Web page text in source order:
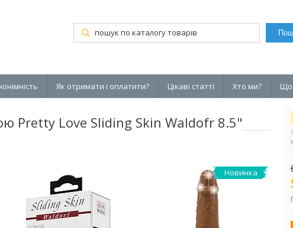
Як отримати і оплатити? Цікаві статті Хто ми? Що
Pretty Love Sliding Skin Waldofr 8.5"
Новинка